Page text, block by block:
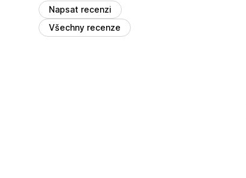
Napsat recenzi
Všechny recenze